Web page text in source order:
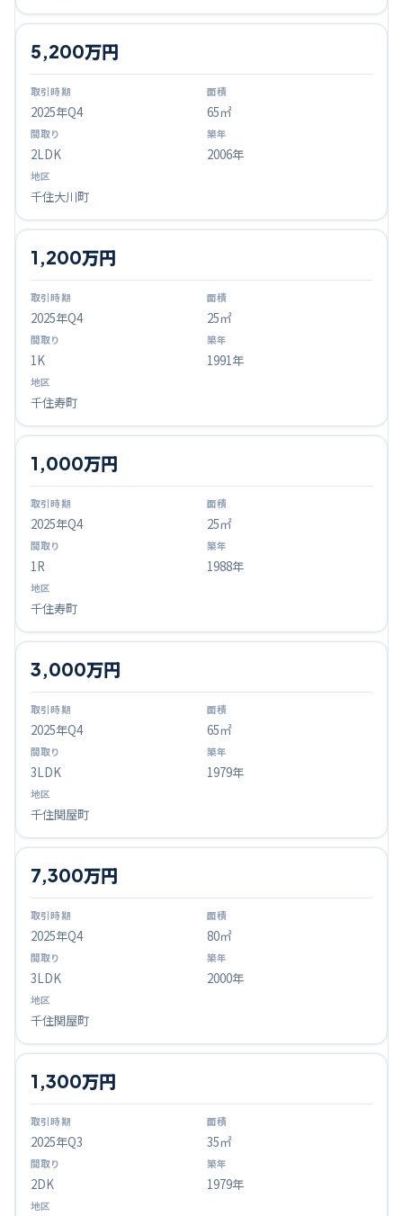
2025年Q4
5,200万円
65㎡
2LDK 2006年
千住大川町
2025年Q4
1,200万円
25㎡
1K 1991年
千住寿町
2025年Q4
1,000万円
25㎡
1R 1988年
千住寿町
2025年Q4
3,000万円
65㎡
3LDK 1979年
千住関屋町
2025年Q4
7,300万円
80㎡
3LDK 2000年
千住関屋町
2025年Q3
1,300万円
35㎡
2DK 1979年